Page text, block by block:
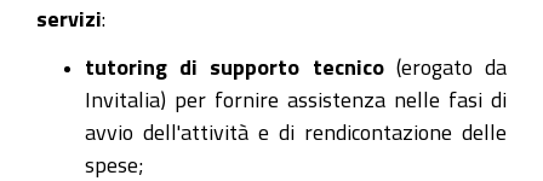
servizi:
tutoring di supporto tecnico(erogato da
Invitalia) per fornire assistenza nelle fasi di
avvio dell'attività e di rendicontazione delle
spese;